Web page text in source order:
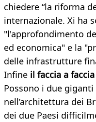
chiedere “la riforma
internazionale. Xi ha
"l'approfondimento
ed economica" e la
delle infrastrutture
Infine il faccia a
Possono i due
nell’architettura dei
dei due Paesi